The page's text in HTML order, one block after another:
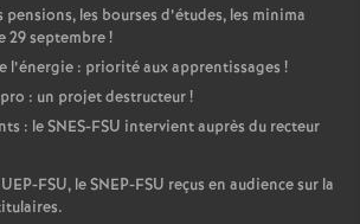
pensions, les bourses d’études, les minima
29 septembre!
l’énergie : priorité aux apprentissages !
: un projet destructeur!
: le SNES-FSU intervient auprès du recteur
FSU, le SNEP-FSU reçus en audience sur la